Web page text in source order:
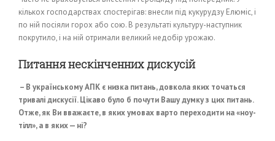
кількох господарствах спостерігав: внесли під кукурудзу Елюміс, і
по ній посіяли горох або сою. В результаті культуру-наступник
покрутило, і на ній отримали великий недобір урожаю.
Питання нескінченних дискусій
– В українському АПК є низка питань, довкола яких точаться
тривалі дискусії. Цікаво було б почути Вашу думку з цих питань.
Отже, як Ви вважаєте, в яких умовах варто переходити на «ноу-
тілл», а в яких — ні?